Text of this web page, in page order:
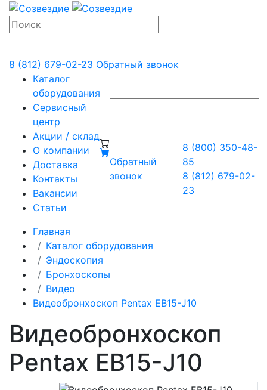
8 (812) 679-02-23 Обратный звонок
Каталог
оборудования
Сервисный
центр
Акции / склад
О компании
Доставка
Контакты
Вакансии
Статьи
Обратный
звонок
8 (800) 350-48-
85
8 (812) 679-02-
23
Главная
Каталог оборудования
Эндоскопия
Бронхоскопы
Видео
Видеобронхоскоп Pentax EB15-J10
Видеобронхоскоп
Pentax EB15-J10